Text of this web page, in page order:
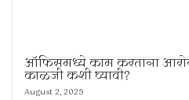
ऑफिसमध्ये काम करताना
काळजी कशी घ्यावी?
August 2, 2025